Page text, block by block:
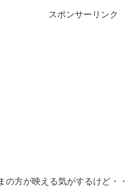
スポンサーリンク
の方が映える気がするけど・・